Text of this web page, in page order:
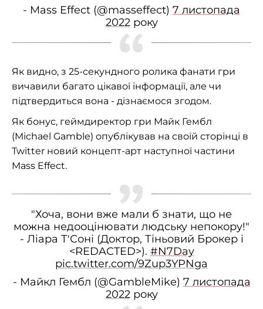
- Mass Effect (@masseffect) 7 листопада
2022року
Як видно, з 25-секундного ролика фанати гри
вичавили багато цікавої інформації, але чи
підтвердиться вона - дізнаємося згодом.
Як бонус, геймдиректор гри Майк Гембл
(Michael Gamble) опублікував на своїй сторінці в
Twitter новий концепт-арт наступної частини
Mass Effect.
"Хоча, вони вже мали б знати, що не
можна недооцінювати людську непокору!"
- Ліара Т'Соні (Доктор, Тіньовий Брокер і
<REDACTED>). #N7Day
pic.twitter.com/9Zup3YPNga
- Майкл Гембл (@GambleMike) 7 листопада
2022року